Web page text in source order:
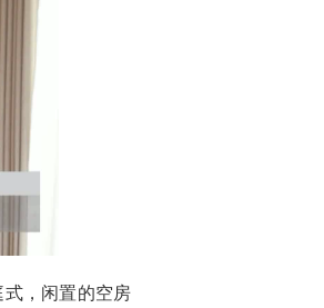
，闲置的空房